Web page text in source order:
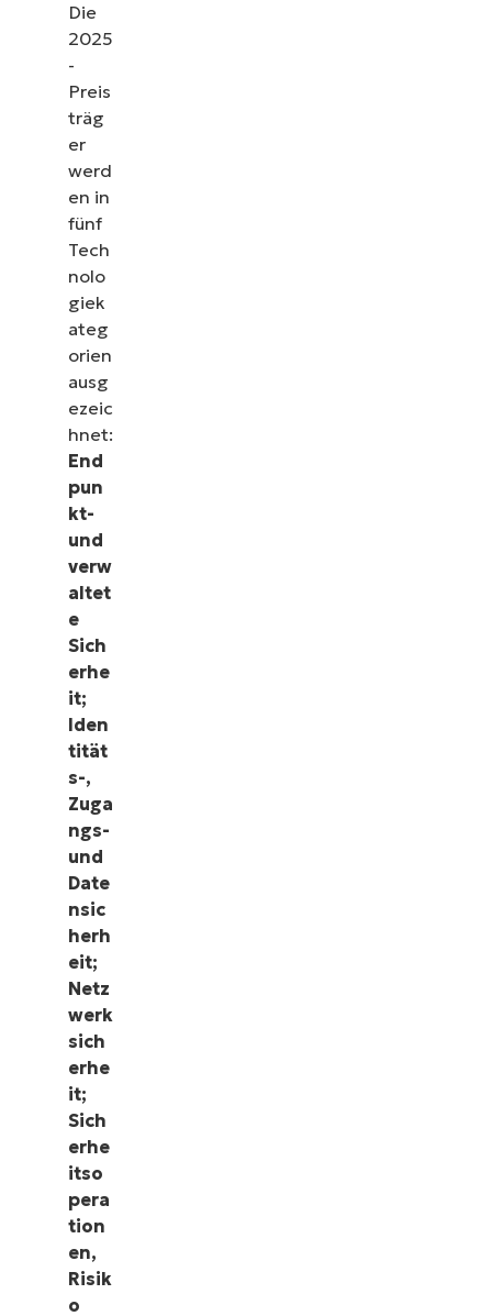
Die
2025
-
Preis
träg
er
werd
en in
fünf
Tech
nolo
giek
ateg
orien
ausg
ezeic
hnet:
End
pun
kt-
und
verw
altet
e
Sich
erhe
it;
Iden
tität
s-,
Zuga
ngs-
und
Date
nsic
herh
eit;
Netz
werk
sich
erhe
it;
Sich
erhe
itso
pera
tion
en,
Risik
o
Sehen Sie NinjaOne in
Sehen Sie sich unsere On-Demand-Demos an und